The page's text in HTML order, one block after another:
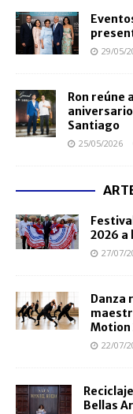
29/05/
Ron reúne
aniversario
Santiago
25/05/2026
2026 a
27/07/
Danza
Motion
22/07/
Bellas